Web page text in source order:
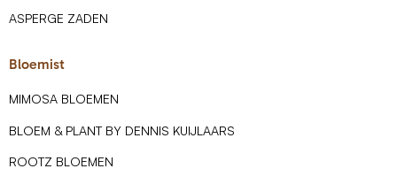
ASPERGE ZADEN
Bloemist
MIMOSA BLOEMEN
BLOEM & PLANT BY DENNIS KUIJLAARS
ROOTZ BLOEMEN